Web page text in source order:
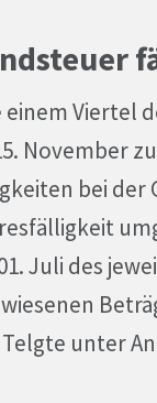
Viertel
November
bei
Juli des
unter